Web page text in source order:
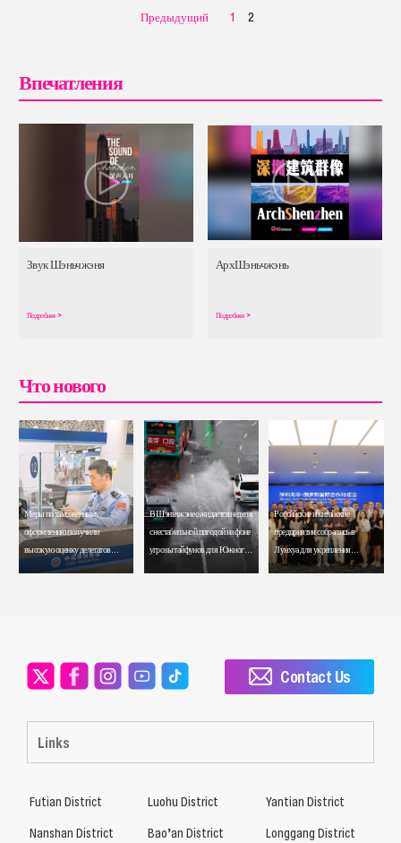
Предыдущий 1 2
Впечатления
Звук Шэньчжэня
Подробнее >
АрхШэньчжэнь
Подробнее >
Что нового
Меры по таможенному
оформлению получили
высокую оценку делегатов
встречи АТЭС
В Шэньчжэне ожидается неделя
с нестабильной погодой на фоне
угрозы тайфунов для Южного
Российские и китайские
предприятия собрались в
Лунхуа для укрепления
сотрудничества
Links
Contact Us
Futian District Luohu District
Yantian District
Nanshan District
Bao’an District Longgang District